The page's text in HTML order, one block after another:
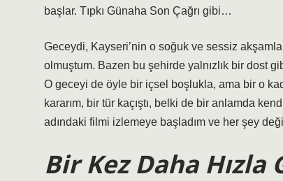
başlar. Tıpkı Günaha Son Çağrı gibi…
Geceydi, Kayseri’nin o soğuk ve sessiz
olmuştum. Bazen bu şehirde yalnızlık bir dost
O geceyi de öyle bir içsel boşlukla, ama bir o
kararım, bir tür kaçıştı, belki de bir anlamda
adındaki filmi izlemeye başladım ve her şey
Bir Kez Daha Hızla